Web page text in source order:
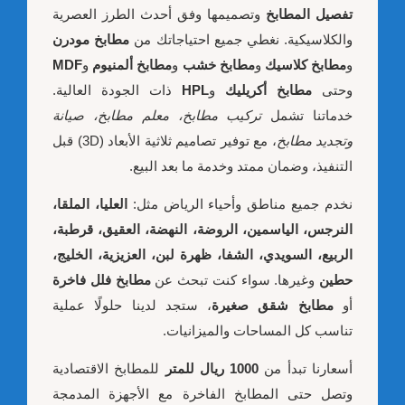
تفصيل المطابخ وتصميمها وفق أحدث الطرز العصرية
والكلاسيكية. نغطي جميع احتياجاتك من مطابخ مودرن
ومطابخ كلاسيك ومطابخ خشب ومطابخ ألمنيوم وMDF
وحتى مطابخ أكريليك وHPL ذات الجودة العالية.
خدماتنا تشملتركيب مطابخ، معلم مطابخ، صيانة
وتجديد مطابخ
، مع توفير تصاميم ثلاثية الأبعاد (3D) قبل
التنفيذ، وضمان ممتد وخدمة ما بعد البيع.
نخدم جميع مناطق وأحياء الرياض مثل:
العليا، الملقا،
النرجس، الياسمين، الروضة، النهضة، العقيق، قرطبة،
الربيع، السويدي، الشفا، ظهرة لبن، العزيزية، الخليج،
حطين وغيرها. سواء كنت تبحث عنمطابخ فلل فاخرة
أومطابخ شقق صغيرة، ستجد لدينا حلولًا عملية
تناسب كل المساحات والميزانيات.
أسعارنا تبدأ من 1000 ريال للمتر
للمطابخ الاقتصادية
وتصل حتى المطابخ الفاخرة مع الأجهزة المدمجة